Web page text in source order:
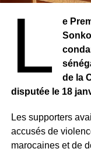
L
e
de la
disputée le 18
Les supporters
accusés de
marocaines et de